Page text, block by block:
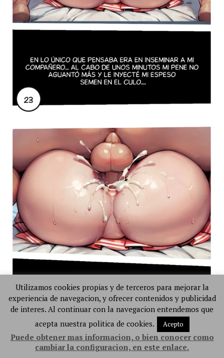
Utilizamos cookies propias y de terceros para mejorar la
experiencia de navegacion, y ofrecer contenidos y publicidad
de interes. Al continuar con la navegacion entendemos que
acepta nuestra politica de cookies.
Acepto
Puede obtener mas informacion, o bien conocer como
cambiar la configuracion, en este enlace.